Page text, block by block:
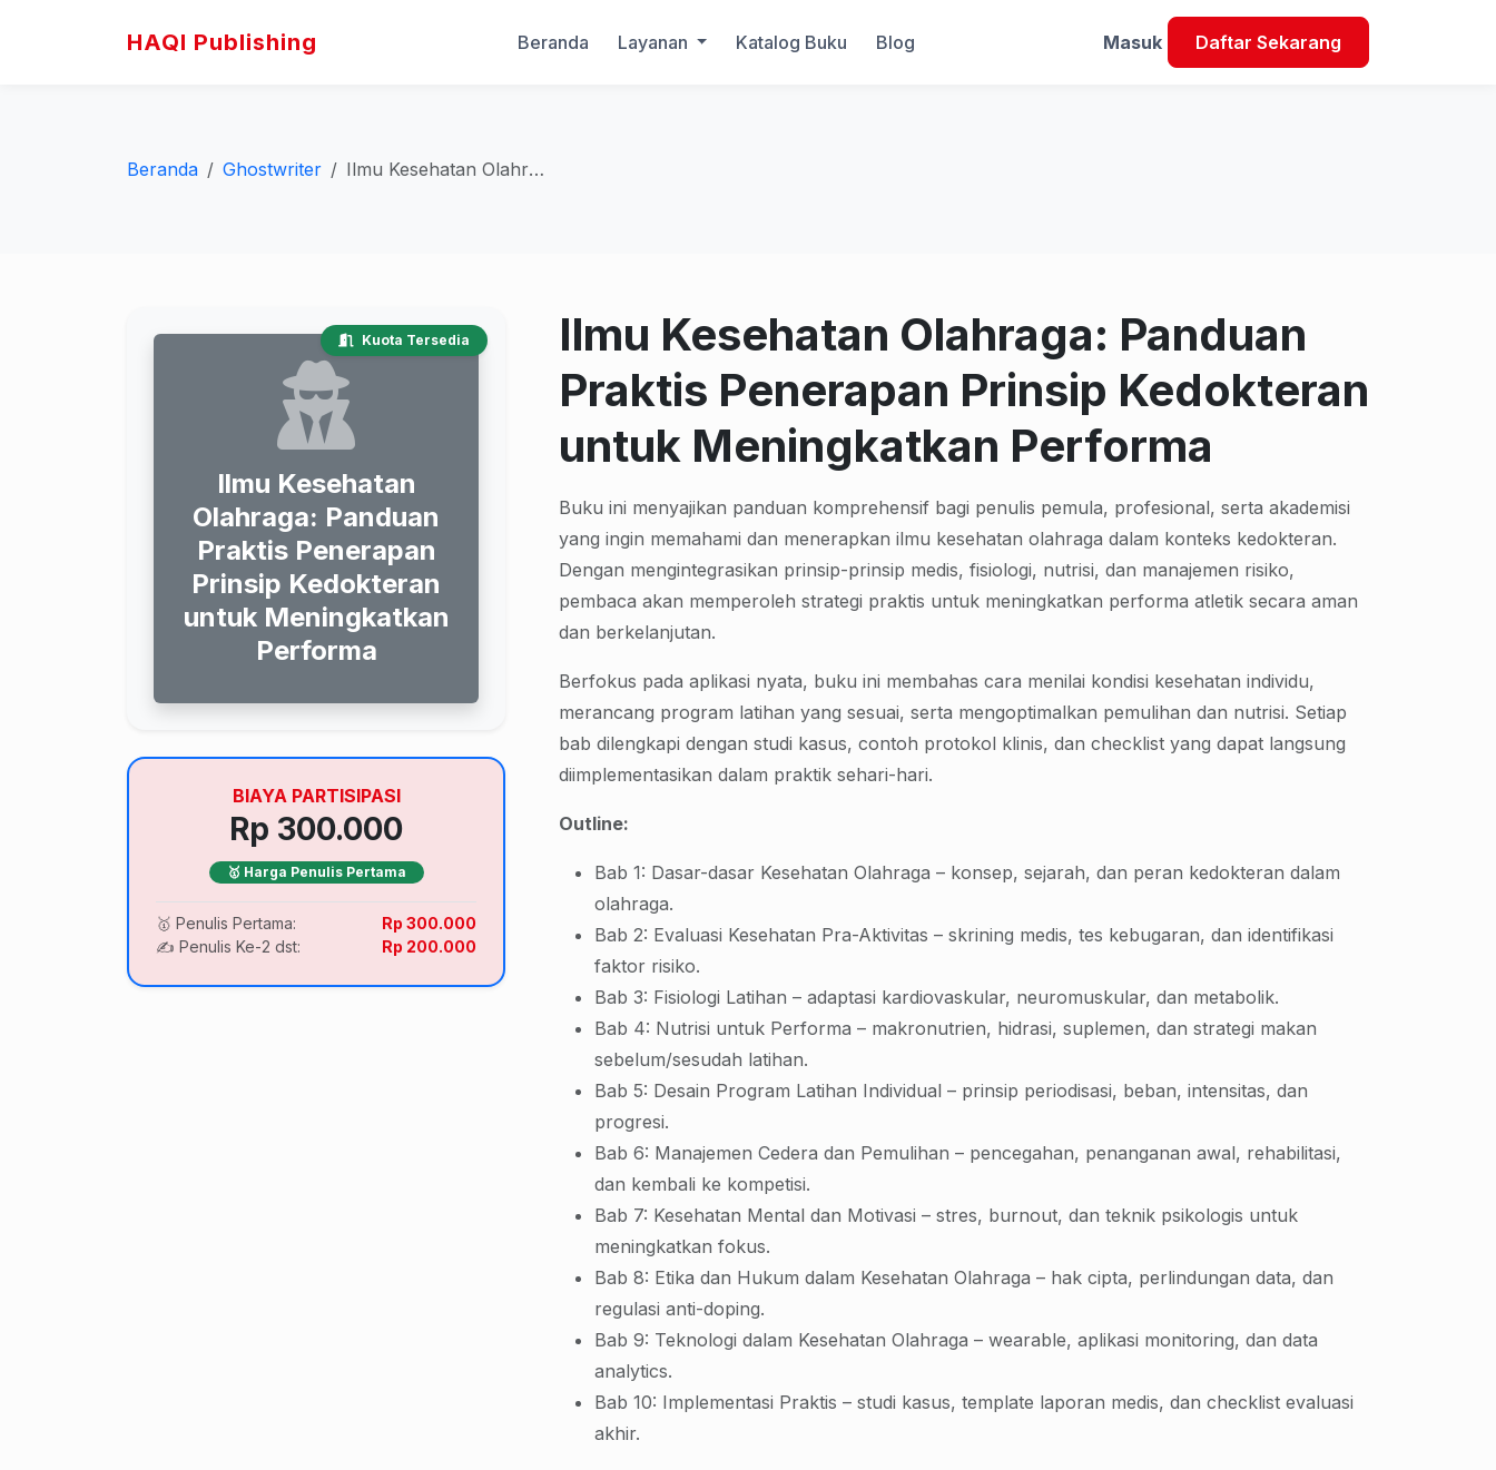
HAQI Publishing Beranda Layanan Katalog Buku Blog Masuk Daftar Sekarang
Beranda Ghostwriter Ilmu Kesehatan Olahraga: Panduan Praktis Penerapan Prinsip Kedokteran untuk Meningkatkan Performa
Kuota Tersedia
Ilmu Kesehatan
Olahraga: Panduan
Praktis Penerapan
Prinsip Kedokteran
untuk Meningkatkan
Performa
BIAYA PARTISIPASI
Rp 300.000
🥇 Harga Penulis Pertama
🥇 Penulis Pertama:
Rp 300.000
✍️ Penulis Ke-2 dst:
Rp 200.000
Ilmu Kesehatan Olahraga: Panduan
Praktis Penerapan Prinsip Kedokteran
untuk Meningkatkan Performa
Buku ini menyajikan panduan komprehensif bagi penulis pemula, profesional, serta akademisi
yang ingin memahami dan menerapkan ilmu kesehatan olahraga dalam konteks kedokteran.
Dengan mengintegrasikan prinsip-prinsip medis, fisiologi, nutrisi, dan manajemen risiko,
pembaca akan memperoleh strategi praktis untuk meningkatkan performa atletik secara aman
dan berkelanjutan.
Berfokus pada aplikasi nyata, buku ini membahas cara menilai kondisi kesehatan individu,
merancang program latihan yang sesuai, serta mengoptimalkan pemulihan dan nutrisi. Setiap
bab dilengkapi dengan studi kasus, contoh protokol klinis, dan checklist yang dapat langsung
diimplementasikan dalam praktik sehari-hari.
Outline:
Bab 1: Dasar-dasar Kesehatan Olahraga – konsep, sejarah, dan peran kedokteran dalam
olahraga.
Bab 2: Evaluasi Kesehatan Pra-Aktivitas – skrining medis, tes kebugaran, dan identifikasi
faktor risiko.
Bab 3: Fisiologi Latihan – adaptasi kardiovaskular, neuromuskular, dan metabolik.
Bab 4: Nutrisi untuk Performa – makronutrien, hidrasi, suplemen, dan strategi makan
sebelum/sesudah latihan.
Bab 5: Desain Program Latihan Individual – prinsip periodisasi, beban, intensitas, dan
progresi.
Bab 6: Manajemen Cedera dan Pemulihan – pencegahan, penanganan awal, rehabilitasi,
dan kembali ke kompetisi.
Bab 7: Kesehatan Mental dan Motivasi – stres, burnout, dan teknik psikologis untuk
meningkatkan fokus.
Bab 8: Etika dan Hukum dalam Kesehatan Olahraga – hak cipta, perlindungan data, dan
regulasi anti-doping.
Bab 9: Teknologi dalam Kesehatan Olahraga – wearable, aplikasi monitoring, dan data
analytics.
Bab 10: Implementasi Praktis – studi kasus, template laporan medis, dan checklist evaluasi
akhir.